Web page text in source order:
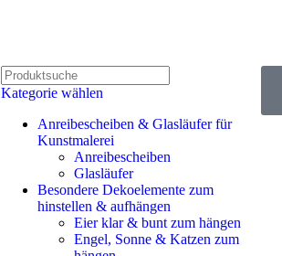
Kategorie wählen
Anreibescheiben & Glasläufer für
Kunstmalerei
Anreibescheiben
Glasläufer
Besondere Dekoelemente zum
hinstellen & aufhängen
Eier klar & bunt zum hängen
Engel, Sonne & Katzen zum